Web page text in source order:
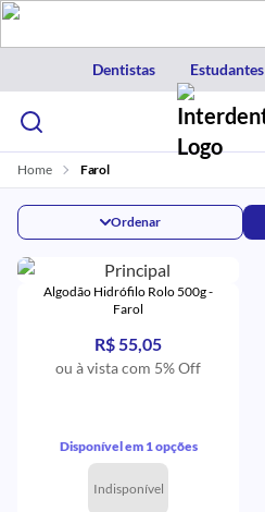
Dentistas Estudantes
Home Farol
Ordenar
Algodão Hidrófilo Rolo 500g -
Farol
R$ 55,05
ou à vista com 5% Off
Disponível em 1 opções
Indisponível